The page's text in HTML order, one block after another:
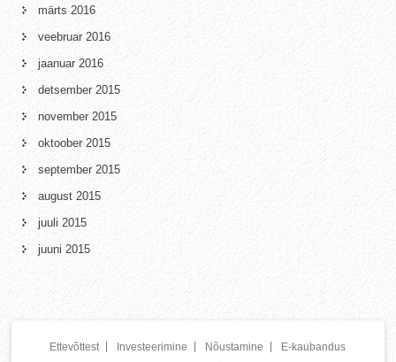
märts 2016
veebruar 2016
jaanuar 2016
detsember 2015
november 2015
oktoober 2015
september 2015
august 2015
juuli 2015
juuni 2015
Ettevõttest Investeerimine Nõustamine E-kaubandus